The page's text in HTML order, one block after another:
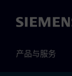
Siemens
产品与服务